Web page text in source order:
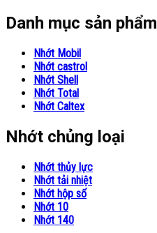
Danh mục sản phẩm
Nhớt Mobil
Nhớt castrol
Nhớt Shell
Nhớt Total
Nhớt Caltex
Nhớt chủng loại
Nhớt thủy lực
Nhớt tải nhiệt
Nhớt hộp số
Nhớt 10
Nhớt 140